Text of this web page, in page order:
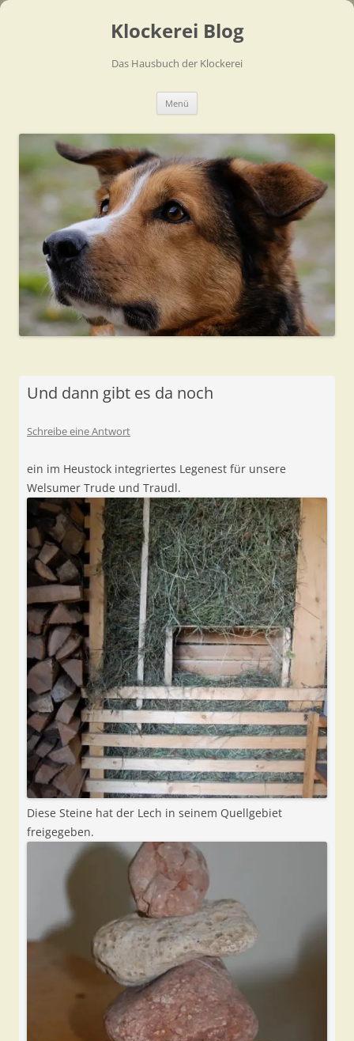
Klockerei Blog
Das Hausbuch der Klockerei
Menü
Und dann gibt es da noch
Schreibe eine Antwort
ein im Heustock integriertes Legenest für unsere
Welsumer Trude und Traudl.
Diese Steine hat der Lech in seinem Quellgebiet
freigegeben.